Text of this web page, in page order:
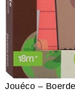
Jouéco –